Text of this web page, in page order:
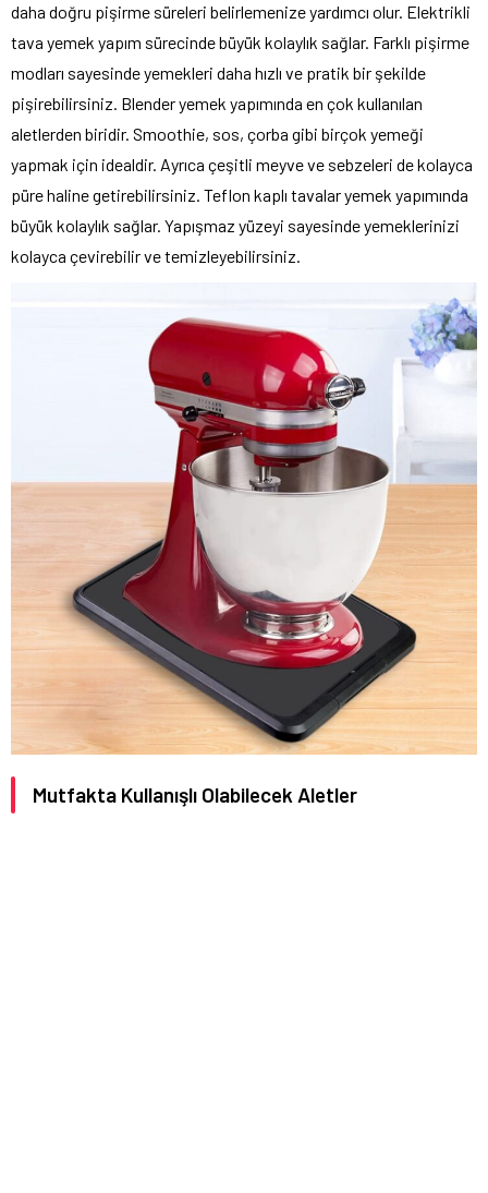
daha doğru pişirme süreleri belirlemenize yardımcı olur. Elektrikli
tava yemek yapım sürecinde büyük kolaylık sağlar. Farklı pişirme
modları sayesinde yemekleri daha hızlı ve pratik bir şekilde
pişirebilirsiniz. Blender yemek yapımında en çok kullanılan
aletlerden biridir. Smoothie, sos, çorba gibi birçok yemeği
yapmak için idealdir. Ayrıca çeşitli meyve ve sebzeleri de kolayca
püre haline getirebilirsiniz. Teflon kaplı tavalar yemek yapımında
büyük kolaylık sağlar. Yapışmaz yüzeyi sayesinde yemeklerinizi
kolayca çevirebilir ve temizleyebilirsiniz.
Mutfakta Kullanışlı Olabilecek Aletler